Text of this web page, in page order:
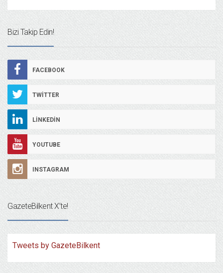
Bizi Takip Edin!
FACEBOOK
TWITTER
LINKEDIN
YOUTUBE
INSTAGRAM
GazeteBilkent X’te!
Tweets by GazeteBilkent